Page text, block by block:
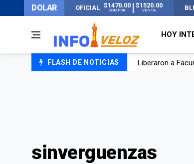
DOLAR OFICIAL $1470.00
COMPRA
$1520.00
VENTA
HOY
FLASH DE NOTICIAS
Liberaron a
Tensión
sinverguenzas